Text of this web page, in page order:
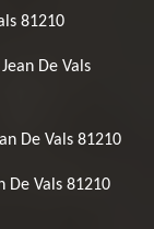
81210
De Vals
De Vals 81210
De Vals 81210